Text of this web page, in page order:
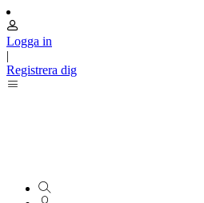
Logga in
|
Registrera dig